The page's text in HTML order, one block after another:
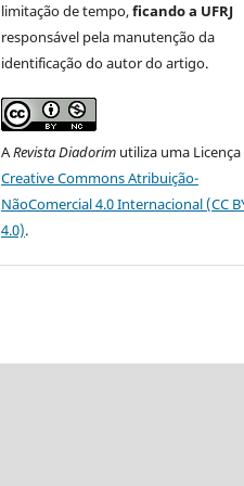
limitação de tempo,ficando a UFRJ
responsável pela manutenção da
identificação do autor do artigo.
ARevista Diadorim utiliza uma Licença
Creative Commons Atribuição-
NãoComercial 4.0 Internacional (CC
4.0).